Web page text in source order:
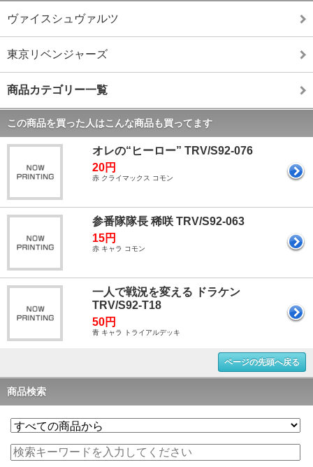
ヴァイスシュヴァルツ
東京リベンジャーズ
商品カテゴリー一覧
この商品を買った人はこんな商品も買ってます
オレの“ヒーロー” TRV/S92-076
20円
赤 クライマックス コモン
参番隊隊長 稀咲 TRV/S92-063
15円
赤 キャラ コモン
一人で戦況を変える ドラケン
TRV/S92-T18
50円
青 キャラ トライアルデッキ
ページの先頭へ戻る
商品検索